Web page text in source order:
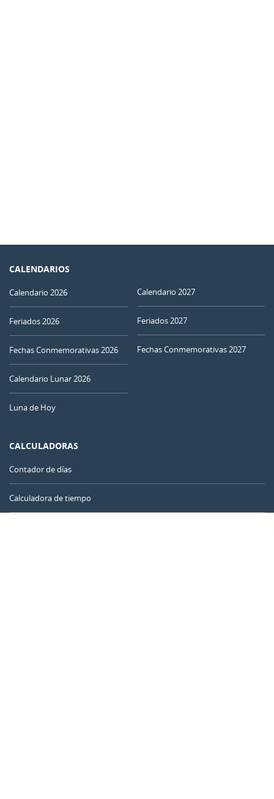
CALENDARIOS
Calendario 2026
Feriados 2026
Fechas Conmemorativas 2026
Calendario Lunar 2026
Luna de Hoy
Calendario 2027
Feriados 2027
Fechas Conmemorativas 2027
CALCULADORAS
Contador de días
Calculadora de tiempo